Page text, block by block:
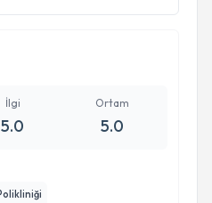
İlgi
5.0
Ortam
5.0